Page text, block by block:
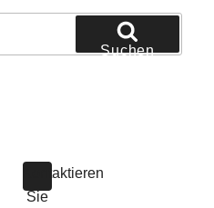
Suchen
Kontaktieren
Sie